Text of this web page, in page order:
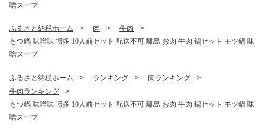
噌スープ
ふるさと納税ホーム 肉
牛肉
もつ鍋 味噌味 博多 10人前セット 配送不可 離島 お肉 牛肉 鍋セット モツ鍋 味
噌スープ
ふるさと納税ホーム ランキング
肉ランキング
牛肉ランキング
もつ鍋 味噌味 博多 10人前セット 配送不可 離島 お肉 牛肉 鍋セット モツ鍋 味
噌スープ